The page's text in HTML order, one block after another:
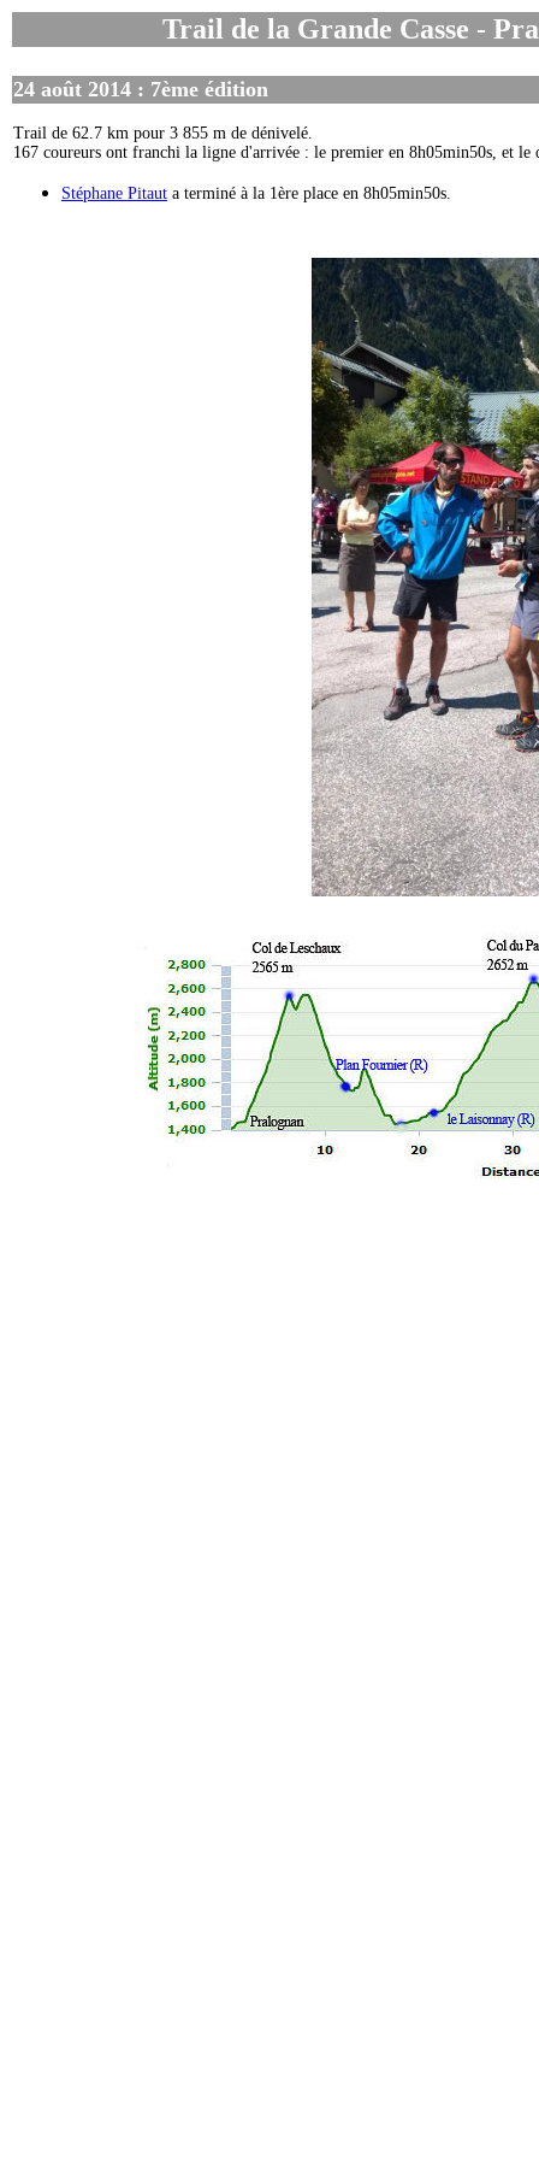
Trail de la Grande Casse -
24 août 2014 : 7ème édition
Trail de 62.7 km pour 3 855 m de dénivelé.
167 coureurs ont franchi la ligne d'arrivée : le premier en 8h05min50s, et le
Stéphane Pitaut a terminé à la 1ère place en 8h05min50s.